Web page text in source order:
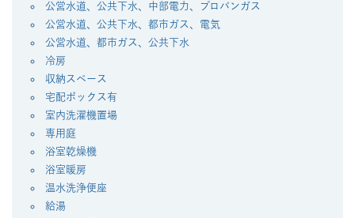
公営水道、公共下水、中部電力、プロパンガス
公営水道、公共下水、都市ガス、電気
公営水道、都市ガス、公共下水
冷房
収納スペース
宅配ボックス有
室内洗濯機置場
専用庭
浴室乾燥機
浴室暖房
温水洗浄便座
給湯